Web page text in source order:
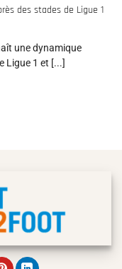
des stades de Ligue 1
une dynamique
Ligue 1 et [...]